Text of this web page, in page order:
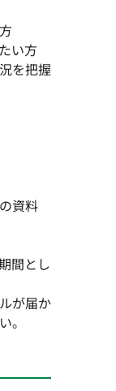
い方
を把握
資料
間とし
が届か
。